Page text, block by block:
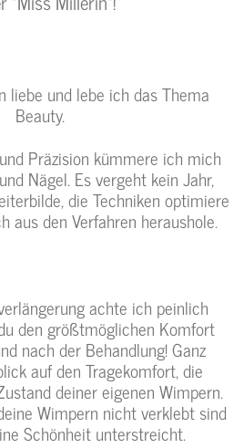
liebe und lebe ich das Thema
Beauty.
Präzision kümmere ich mich
Nägel. Es vergeht kein Jahr,
die Techniken optimiere
aus den Verfahren heraushole.
achte ich peinlich
den größtmöglichen Komfort
nach der Behandlung! Ganz
auf den Tragekomfort, die
deiner eigenen Wimpern.
Wimpern nicht verklebt sind
Schönheit unterstreicht.